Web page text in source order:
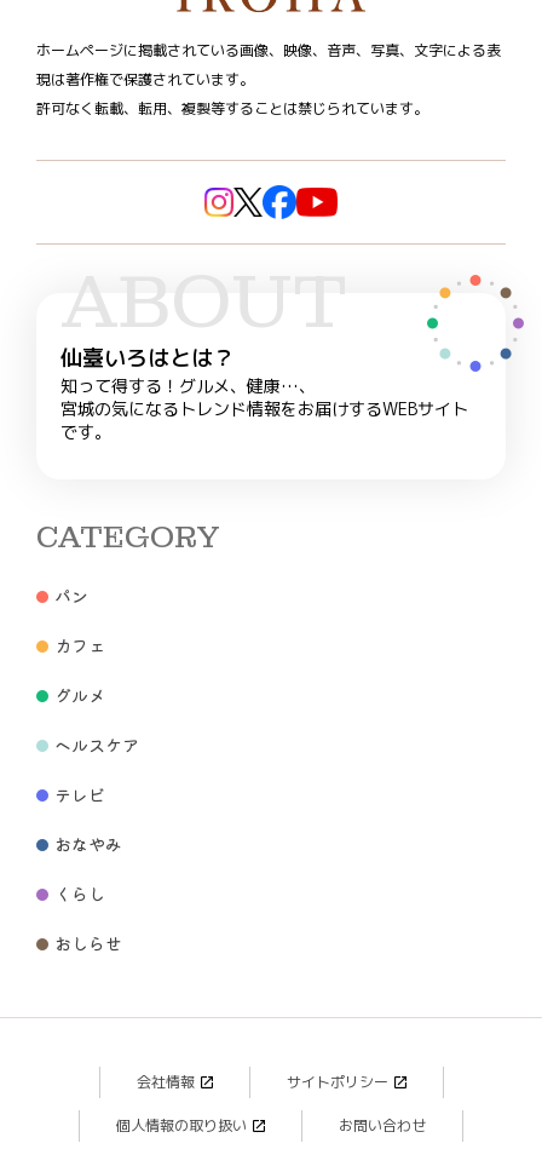
ホームページに掲載されている画像、映像、音声、写真、文字による表
現は著作権で保護されています。
許可なく転載、転用、複製等することは禁じられています。
ABOUT
仙臺いろはとは？
知って得する！グルメ、健康…、
宮城の気になるトレンド情報をお届けするWEBサイト
です。
CATEGORY
パン
カフェ
グルメ
ヘルスケア
テレビ
おなやみ
くらし
おしらせ
会社情報 サイトポリシー
個人情報の取り扱い お問い合わせ